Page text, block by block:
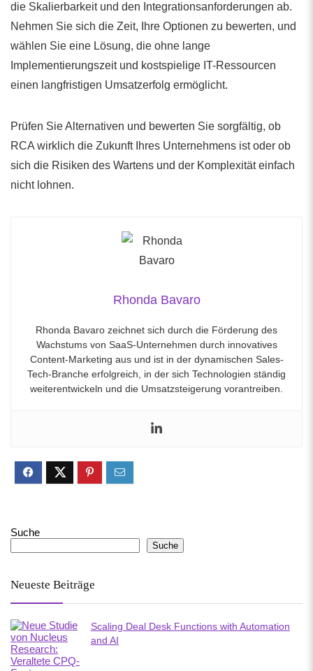
die Skalierbarkeit und den Integrationsanforderungen ab.
Nehmen Sie sich die Zeit, Ihre Optionen zu bewerten, und
wählen Sie eine Lösung, die ohne lange
Implementierungszeit und kostspielige IT-Ressourcen
einen langfristigen Umsatzerfolg ermöglicht.
Prüfen Sie Alternativen und bewerten Sie sorgfältig, ob
RCA wirklich die Zukunft Ihres Unternehmens ist oder ob
sich die Risiken des Wartens und der Komplexität einfach
nicht lohnen.
Rhonda Bavaro
Rhonda Bavaro zeichnet sich durch die Förderung des
Wachstums von SaaS-Unternehmen durch innovatives
Content-Marketing aus und ist in der dynamischen Sales-
Tech-Branche erfolgreich, in der sich Technologien ständig
weiterentwickeln und die Umsatzsteigerung vorantreiben.
Suche
Suche
Neueste Beiträge
Scaling Deal Desk Functions with Automation
and AI